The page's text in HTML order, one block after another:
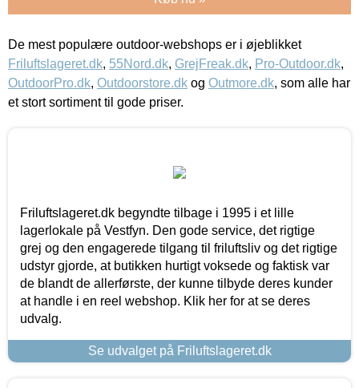
De mest populære outdoor-webshops er i øjeblikket
Friluftslageret.dk, 55Nord.dk, GrejFreak.dk, Pro-Outdoor.dk,
OutdoorPro.dk, Outdoorstore.dk og Outmore.dk, som alle har
et stort sortiment til gode priser.
Friluftslageret.dk begyndte tilbage i 1995 i et lille
lagerlokale på Vestfyn. Den gode service, det rigtige
grej og den engagerede tilgang til friluftsliv og det rigtige
udstyr gjorde, at butikken hurtigt voksede og faktisk var
de blandt de allerførste, der kunne tilbyde deres kunder
at handle i en reel webshop. Klik her for at se deres
udvalg.
Se udvalget på Friluftslageret.dk